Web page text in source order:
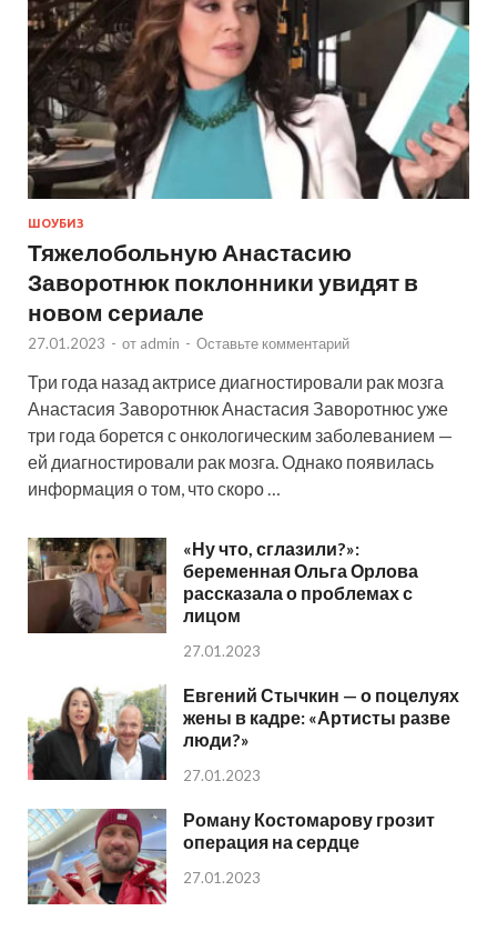
ШОУБИЗ
Тяжелобольную Анастасию
Заворотнюк поклонники увидят в
новом сериале
27.01.2023 - от admin - Оставьте комментарий
Три года назад актрисе диагностировали рак мозга
Анастасия Заворотнюк Анастасия Заворотнюс уже
три года борется с онкологическим заболеванием —
ей диагностировали рак мозга. Однако появилась
информация о том, что скоро …
«Ну что, сглазили?»:
беременная Ольга Орлова
рассказала о проблемах с
лицом
27.01.2023
Евгений Стычкин — о поцелуях
жены в кадре: «Артисты разве
люди?»
27.01.2023
Роману Костомарову грозит
операция на сердце
27.01.2023